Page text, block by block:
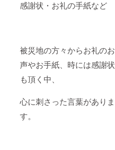
感謝状・お礼の手紙など
被災地の方々からお礼のお
声やお手紙、時には感謝状
も頂く中、
心に刺さった言葉がありま
す。